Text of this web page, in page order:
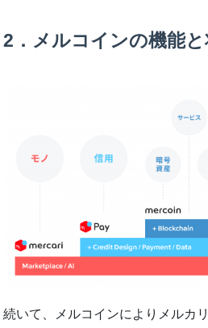
2．メルコインの機能
続いて、メルコインによりメルカ